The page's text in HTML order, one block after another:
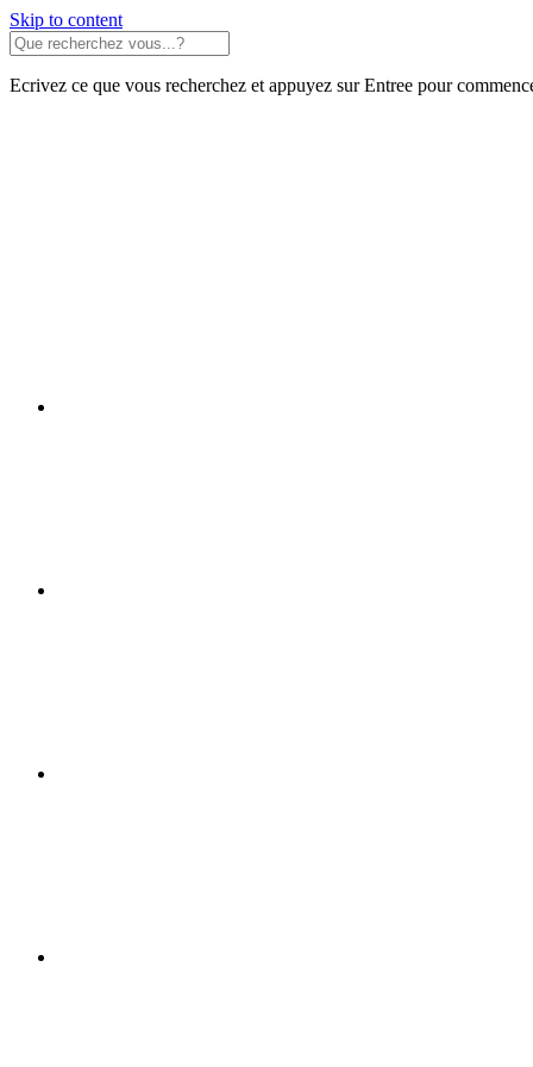
Skip to content
Ecrivez ce que vous recherchez et appuyez sur Entree pour